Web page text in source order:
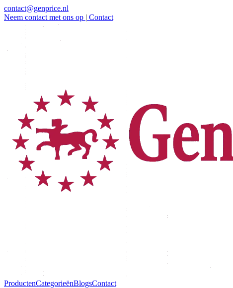
contact@genprice.nl
Neem contact met ons op | Contact
ProductenCategorieënBlogsContact